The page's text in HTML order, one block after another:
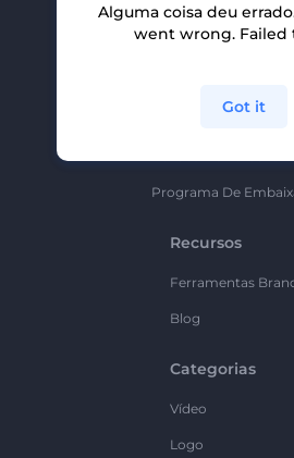
Programa De
Programa De
Recursos
Ferramentas
Blog
Categorias
Vídeo
Logo
Alguma coisa deu
went wrong. Failed
Got it